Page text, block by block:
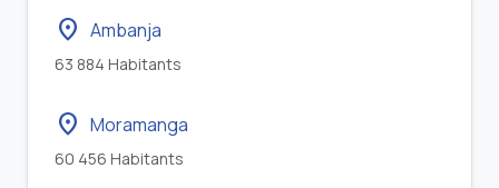
location_on Ambanja
63 884 Habitants
location_on Moramanga
60 456 Habitants